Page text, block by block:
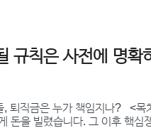
규칙은 사전에 명확
, 퇴직금은 누가 책임지나? <목
돈을 빌렸습니다. 그 이후 핵심